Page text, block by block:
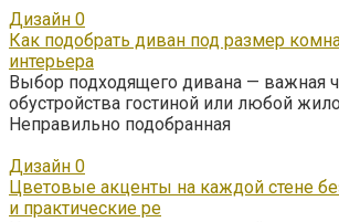
Дизайн 0
Как подобрать диван под размер
интерьера
Выбор подходящего дивана — важная
обустройства гостиной или любой
Неправильно подобранная
Дизайн 0
Цветовые акценты на каждой стене
и практические ре